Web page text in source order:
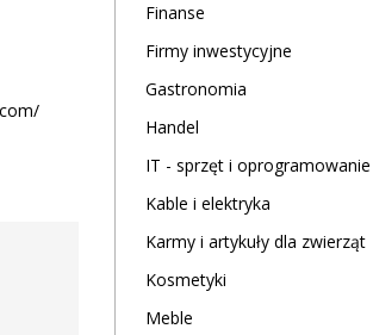
Finanse
Firmy inwestycyjne
Gastronomia
Handel
IT - sprzęt i oprogramowanie
Kable i elektryka
Karmy i artykuły dla zwierząt
Kosmetyki
Meble